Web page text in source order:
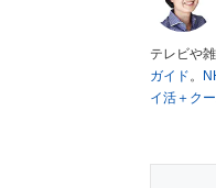
テレビや
ガイド。
イ活＋ク
■経歴：
いた時間